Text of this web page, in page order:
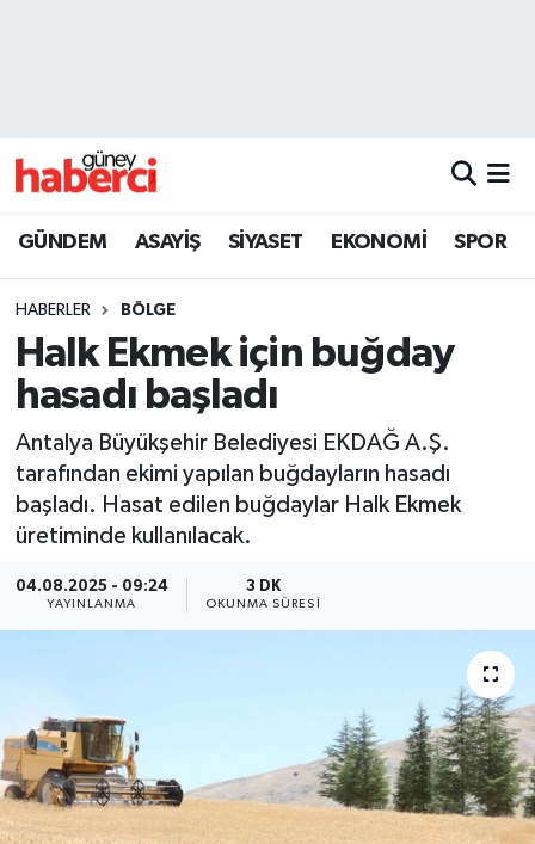
GÜNDEM ASAYİŞ SİYASET EKONOMİ SPOR
HABERLER BÖLGE
Halk Ekmek için buğday
hasadı başladı
Antalya Büyükşehir Belediyesi EKDAĞ A.Ş.
tarafından ekimi yapılan buğdayların hasadı
başladı. Hasat edilen buğdaylar Halk Ekmek
üretiminde kullanılacak.
04.08.2025 - 09:24
YAYINLANMA
3 DK
OKUNMA SÜRESI
Beyoğlu Trafik Yoğunluk Haritası
Son Dakika Haberleri
Haber Arşivi